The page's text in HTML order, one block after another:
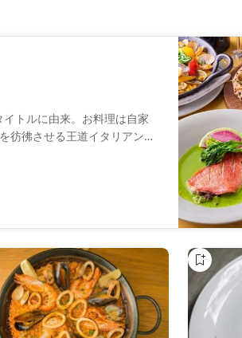
トルに由来。お料理は自家
彷彿させる王道イタリアン